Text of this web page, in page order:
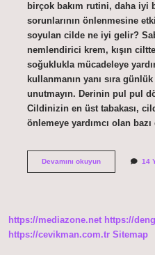
birçok bakım rutini, daha iyi
sorunlarının önlenmesine
soyulan cilde ne iyi gelir?
nemlendirici krem, kışın
soğuklukla mücadeleye
kullanmanın yanı sıra
unutmayın. Derinin pul pul
Cildinizin en üst tabakası,
önlemeye yardımcı olan
Devamını okuyunCildin
Gelir
14
https://mediazone.net https://
https://cevikman.com.tr Sitemap